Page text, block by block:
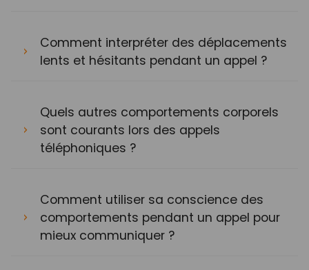
Comment interpréter des déplacements
lents et hésitants pendant un appel ?
Quels autres comportements corporels
sont courants lors des appels
téléphoniques ?
Comment utiliser sa conscience des
comportements pendant un appel pour
mieux communiquer ?